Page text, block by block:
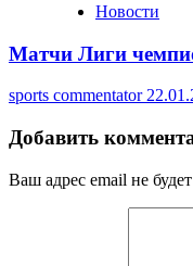
Новости
Матчи Лиги
sports commentator
Добавить
Ваш адрес email не